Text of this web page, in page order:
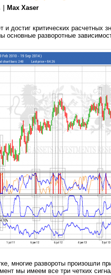
| Max Xaser
и достиг критических расчетных
основные разворотные
многие развороты произошли
мы имеем все три четких